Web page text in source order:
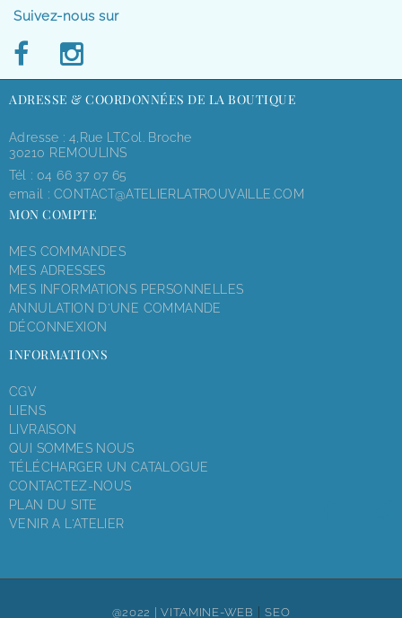
Suivez-nous sur
ADRESSE & COORDONNÉES DE LA BOUTIQUE
Adresse : 4,rue LT.Col. Broche
30210 REMOULINS
Tél : 04 66 37 07 65
email : CONTACT@ATELIERLATROUVAILLE.COM
MON COMPTE
MES COMMANDES
MES ADRESSES
MES INFORMATIONS PERSONNELLES
ANNULATION D'UNE COMMANDE
DÉCONNEXION
INFORMATIONS
CGV
LIENS
LIVRAISON
QUI SOMMES NOUS
TÉLÉCHARGER UN CATALOGUE
CONTACTEZ-NOUS
PLAN DU SITE
VENIR A L'ATELIER
@2022 |VITAMINE-WEB |SEO